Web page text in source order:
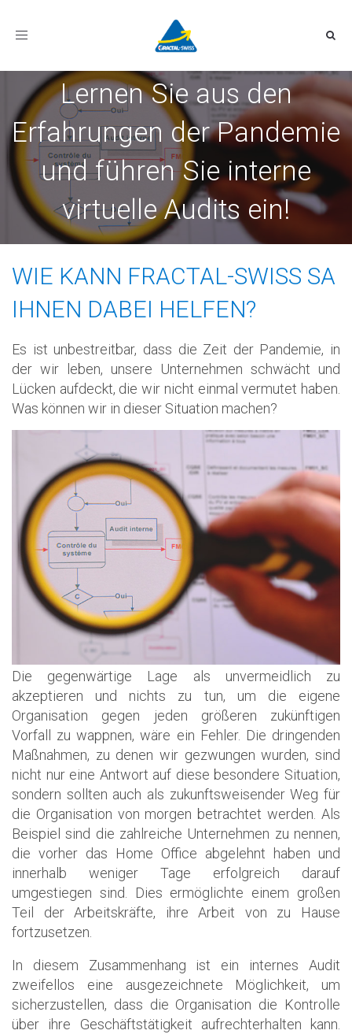
Toggle
Lernen Sie aus den
Erfahrungen der Pandemie
und führen Sie interne
virtuelle Audits ein!
WIE KANN FRACTAL-SWISS SA
IHNEN DABEI HELFEN?
Es ist unbestreitbar, dass die Zeit der Pandemie, in
der wir leben, unsere Unternehmen schwächt und
Lücken aufdeckt, die wir nicht einmal vermutet haben.
Was können wir in dieser Situation machen?
Die gegenwärtige Lage als unvermeidlich zu
akzeptieren und nichts zu tun, um die eigene
Organisation gegen jeden größeren zukünftigen
Vorfall zu wappnen, wäre ein Fehler. Die dringenden
Maßnahmen, zu denen wir gezwungen wurden, sind
nicht nur eine Antwort auf diese besondere Situation,
sondern sollten auch als zukunftsweisender Weg für
die Organisation von morgen betrachtet werden. Als
Beispiel sind die zahlreiche Unternehmen zu nennen,
die vorher das Home Office abgelehnt haben und
innerhalb weniger Tage erfolgreich darauf
umgestiegen sind. Dies ermöglichte einem großen
Teil der Arbeitskräfte, ihre Arbeit von zu Hause
fortzusetzen.
In diesem Zusammenhang ist ein internes Audit
zweifellos eine ausgezeichnete Möglichkeit, um
sicherzustellen, dass die Organisation die Kontrolle
über ihre Geschäftstätigkeit aufrechterhalten kann.